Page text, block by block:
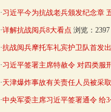
·习近平今为抗战老兵颁发纪念章
·详解抗战阅兵8大看点 浏览：2397
·抗战阅兵摩托车礼宾护卫队首发
·习近平签署主席特赦令 对四类服
·天津爆炸事故有关责任人员被采
·中央军委主席习近平签署通令 给